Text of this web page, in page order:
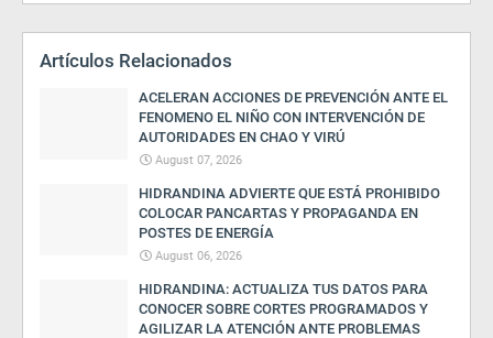
Artículos Relacionados
ACELERAN ACCIONES DE PREVENCIÓN ANTE EL
FENOMENO EL NIÑO CON INTERVENCIÓN DE
AUTORIDADES EN CHAO Y VIRÚ
August 07, 2026
HIDRANDINA ADVIERTE QUE ESTÁ PROHIBIDO
COLOCAR PANCARTAS Y PROPAGANDA EN
POSTES DE ENERGÍA
August 06, 2026
HIDRANDINA: ACTUALIZA TUS DATOS PARA
CONOCER SOBRE CORTES PROGRAMADOS Y
AGILIZAR LA ATENCIÓN ANTE PROBLEMAS